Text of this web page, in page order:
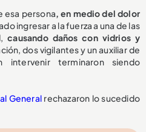
esa persona, en medio del dolor
ingresar a la fuerza a una de las
causando daños con vidrios y
dos vigilantes y un auxiliar de
intervenir terminaron siendo
General rechazaron lo sucedido